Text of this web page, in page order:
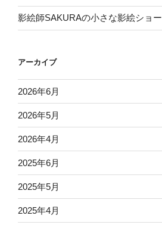
影絵師SAKURAの小さな影絵ショー
アーカイブ
2026年6月
2026年5月
2026年4月
2025年6月
2025年5月
2025年4月